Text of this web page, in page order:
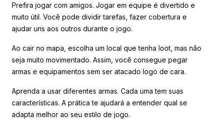
Prefira jogar com amigos. Jogar em equipe é divertido e
muito útil. Você pode dividir tarefas, fazer cobertura e
ajudar uns aos outros durante o jogo.
Ao cair no mapa, escolha um local que tenha loot, mas não
seja muito movimentado. Assim, você consegue pegar
armas e equipamentos sem ser atacado logo de cara.
Aprenda a usar diferentes armas. Cada uma tem suas
características. A prática te ajudará a entender qual se
adapta melhor ao seu estilo de jogo.